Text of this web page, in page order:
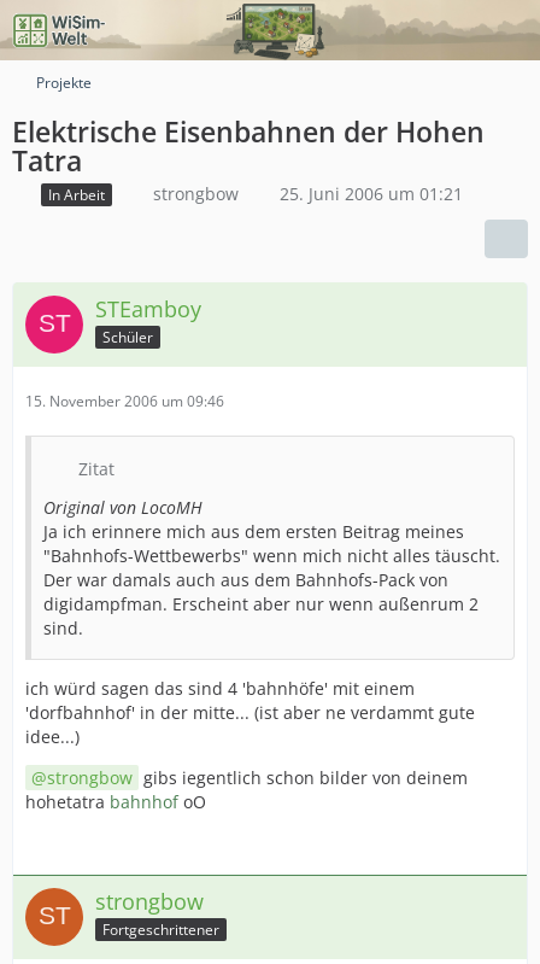
Projekte
Elektrische Eisenbahnen der Hohen
Tatra
In Arbeit strongbow 25. Juni 2006 um 01:21
STEamboy
Schüler
15. November 2006 um 09:46
Zitat
Original von LocoMH
Ja ich erinnere mich aus dem ersten Beitrag meines
"Bahnhofs-Wettbewerbs" wenn mich nicht alles täuscht.
Der war damals auch aus dem Bahnhofs-Pack von
digidampfman. Erscheint aber nur wenn außenrum 2
sind.
ich würd sagen das sind 4 'bahnhöfe' mit einem
'dorfbahnhof' in der mitte... (ist aber ne verdammt gute
idee...)
strongbow gibs iegentlich schon bilder von deinem
hohetatra bahnhofoO
strongbow
Fortgeschrittener